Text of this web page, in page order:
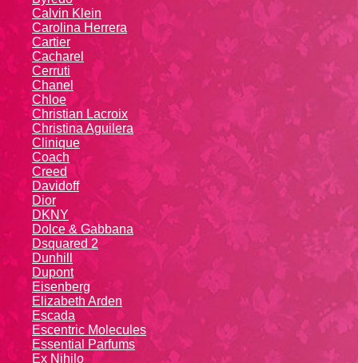
Calvin Klein
Carolina Herrera
Cartier
Caсhаrеl
Cerruti
Chanel
Chloe
Christian Lacroix
Christina Aguilera
Cliniquе
Coach
Creed
Davidoff
Dior
DKNY
Dolce & Gabbana
Dsquared 2
Dunhill
Dupont
Eisenberg
Elizabeth Arden
Escada
Escentric Molecules
Essential Parfums
Ex Nihilo